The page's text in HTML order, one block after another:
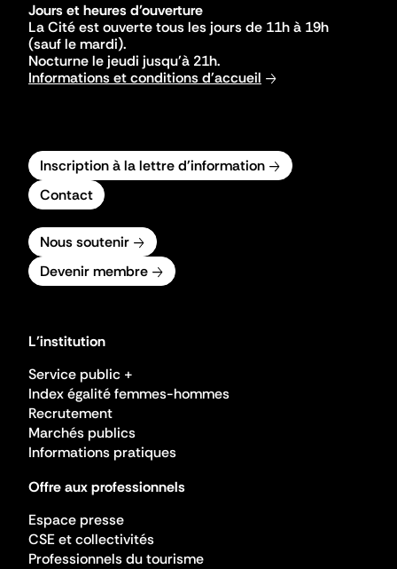
Jours et heures d'ouverture
La Cité est ouverte tous les jours de 11h à 19h
(sauf le mardi).
Nocturne le jeudi jusqu'à 21h.
Informations et conditions d'accueil
Inscription à la lettre d'information
Contact
Nous soutenir
Devenir membre
L'institution
Service public +
Index égalité femmes-hommes
Recrutement
Marchés publics
Informations pratiques
Offre aux professionnels
Espace presse
CSE et collectivités
Professionnels du tourisme